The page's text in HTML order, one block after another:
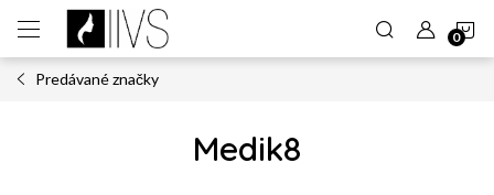
obsah
Predávané značky
Medik8